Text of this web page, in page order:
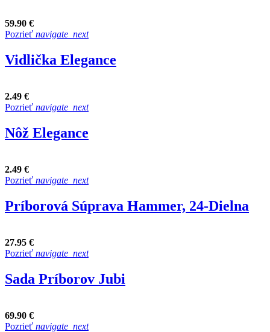
59.90 €
Pozrieť navigate_next
Vidlička Elegance
2.49 €
Pozrieť navigate_next
Nôž Elegance
2.49 €
Pozrieť navigate_next
Príborová Súprava Hammer, 24-Dielna
27.95 €
Pozrieť navigate_next
Sada Príborov Jubi
69.90 €
Pozrieť navigate_next